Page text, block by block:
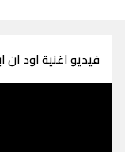
فيديو اغنية اود ان